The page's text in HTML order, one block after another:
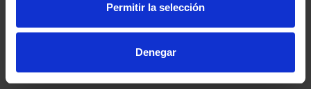
Permitir la selección
Denegar